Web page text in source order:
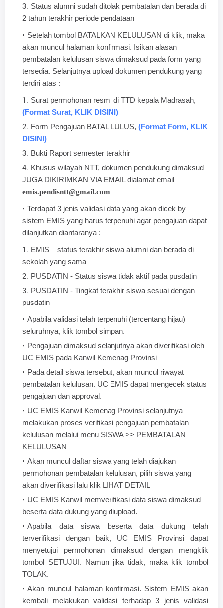
Status alumni sudah ditolak pembatalan dan berada di
2 tahun terakhir periode pendataan
Setelah tombol BATALKAN KELULUSAN di klik, maka
akan muncul halaman konfirmasi. Isikan alasan
pembatalan kelulusan siswa dimaksud pada form yang
tersedia. Selanjutnya upload dokumen pendukung yang
terdiri atas :
Surat permohonan resmi di TTD kepala Madrasah,
(Format Surat, KLIK DISINI)
Form Pengajuan BATAL LULUS, (Format Form, KLIK
DISINI)
Bukti Raport semester terakhir
Khusus wilayah NTT, dokumen pendukung dimaksud
JUGA DIKIRIMKAN VIA EMAIL dialamat email
emis.pendisntt@gmail.com
Terdapat 3 jenis validasi data yang akan dicek by
sistem EMIS yang harus terpenuhi agar pengajuan dapat
dilanjutkan diantaranya :
EMIS – status terakhir siswa alumni dan berada di
sekolah yang sama
PUSDATIN - Status siswa tidak aktif pada pusdatin
PUSDATIN - Tingkat terakhir siswa sesuai dengan
pusdatin
Apabila validasi telah terpenuhi (tercentang hijau)
seluruhnya, klik tombol simpan.
Pengajuan dimaksud selanjutnya akan diverifikasi oleh
UC EMIS pada Kanwil Kemenag Provinsi
Pada detail siswa tersebut, akan muncul riwayat
pembatalan kelulusan. UC EMIS dapat mengecek status
pengajuan dan approval.
UC EMIS Kanwil Kemenag Provinsi selanjutnya
melakukan proses verifikasi pengajuan pembatalan
kelulusan melalui menu SISWA >> PEMBATALAN
KELULUSAN
Akan muncul daftar siswa yang telah diajukan
permohonan pembatalan kelulusan, pilih siswa yang
akan diverifikasi lalu klik LIHAT DETAIL
UC EMIS Kanwil memverifikasi data siswa dimaksud
beserta data dukung yang diupload.
Apabila data siswa beserta data dukung telah
terverifikasi dengan baik, UC EMIS Provinsi dapat
menyetujui permohonan dimaksud dengan mengklik
tombol SETUJUI. Namun jika tidak, maka klik tombol
TOLAK.
Akan muncul halaman konfirmasi. Sistem EMIS akan
kembali melakukan validasi terhadap 3 jenis validasi